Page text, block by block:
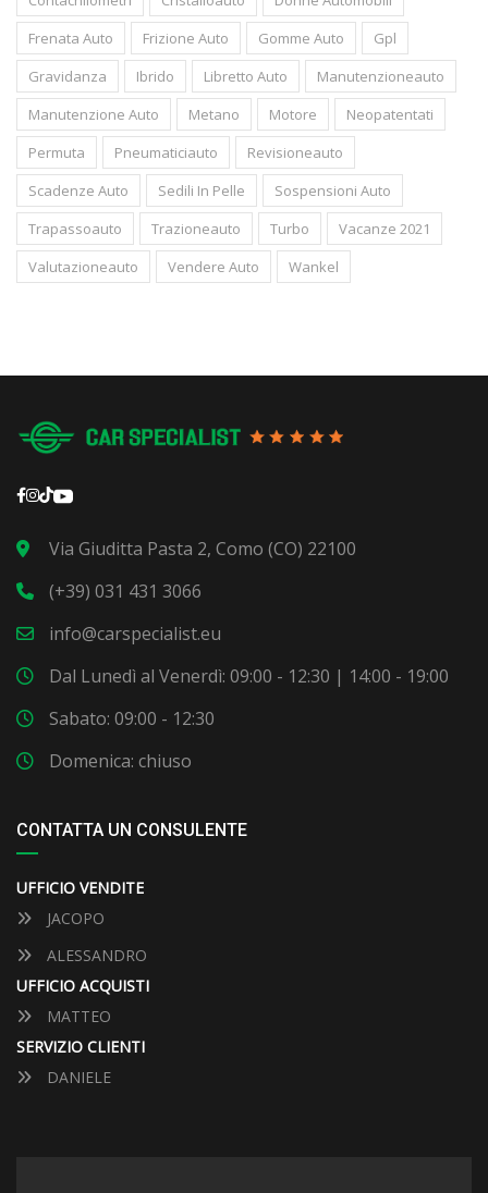
Frenata Auto
Frizione Auto Gomme Auto
Gpl
Gravidanza
Ibrido Libretto Auto
Manutenzioneauto
Manutenzione Auto
Metano Motore
Neopatentati
Permuta
Pneumaticiauto
Revisioneauto
Scadenze Auto
Sedili In Pelle
Sospensioni Auto
Trapassoauto
Trazioneauto Turbo
Vacanze 2021
Valutazioneauto
Vendere Auto Wankel
Via Giuditta Pasta 2, Como (CO) 22100
(+39) 031 431 3066
info@carspecialist.eu
Dal Lunedì al Venerdì: 09:00 - 12:30 | 14:00 - 19:00
Sabato: 09:00 - 12:30
Domenica: chiuso
CONTATTA UN CONSULENTE
UFFICIO VENDITE
JACOPO
ALESSANDRO
UFFICIO ACQUISTI
MATTEO
SERVIZIO CLIENTI
DANIELE